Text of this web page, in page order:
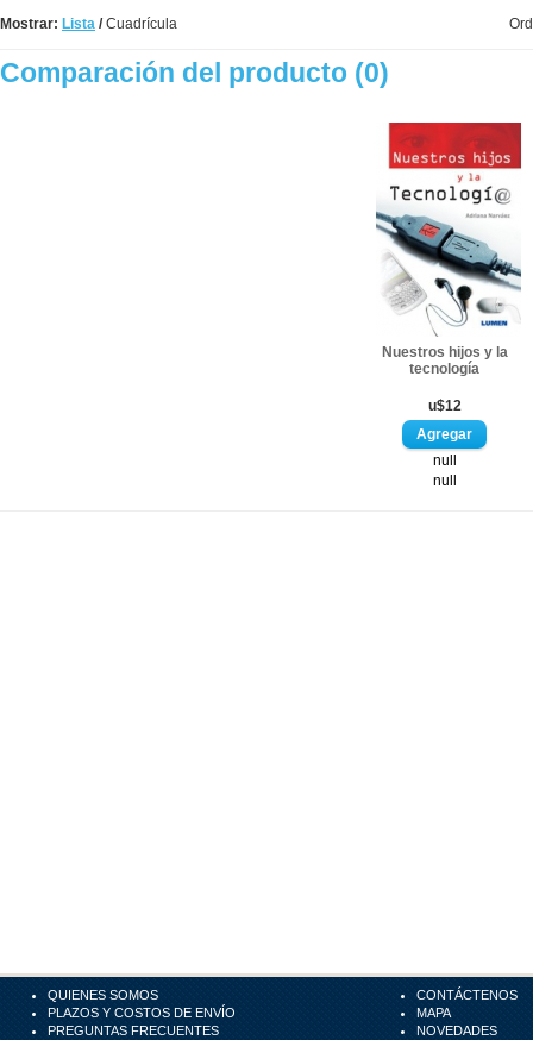
Mostrar: Lista /Cuadrícula
Comparación del producto (0)
Nuestros hijos y la
tecnología
u$12
null
null
QUIENES SOMOS
PLAZOS Y COSTOS DE ENVÍO
PREGUNTAS FRECUENTES
CONTÁCTENOS
MAPA
NOVEDADES